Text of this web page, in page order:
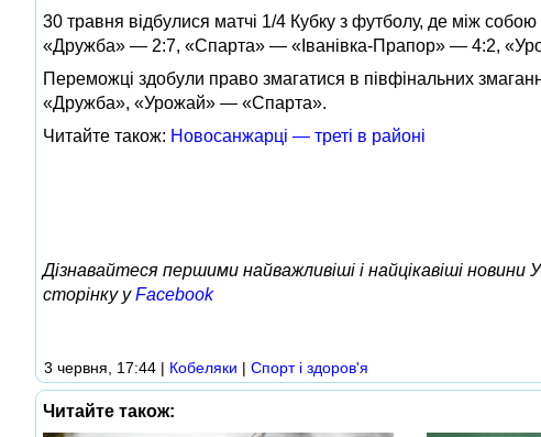
30 травня відбулися матчі 1/4 Кубку з футболу, де між
«Дружба» — 2:7, «Спарта» — «Іванівка-Прапор» — 4:2,
Переможці здобули право змагатися в півфінальних
«Дружба», «Урожай» — «Спарта».
Читайте також: Новосанжарці — треті в районі
Дізнавайтеся першими найважливіші і найцікавіші
сторінку уFacebook
3 червня, 17:44 | Кобеляки | Спорт і здоров'я
Читайте також: